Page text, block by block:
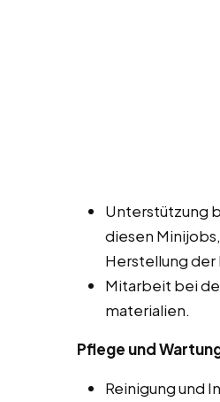
Unterstützung
diesen
Herstellung
Mitarbeit bei
materialien.
Pflege und
Reinigung und